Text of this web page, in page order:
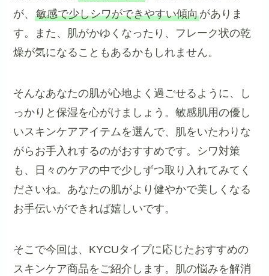
が、敏感で少しシワができやすい傾向がありま
す。また、肌がかゆくなったり、フレーク状の乾
燥が気になることもあるかもしれません。
そんなあなたの肌が心地よく過ごせるように、し
っかりと保湿を心がけましょう。敏感肌用の優し
いスキンケアアイテムを選んで、肌をいたわりな
がらお手入れするのがおすすめです。シワ対策
も、日々のケアの中で少しずつ取り入れてみてく
ださいね。あなたの肌がより健やかで美しくなる
お手伝いができれば嬉しいです。
そこで今回は、KYCUタイプに応じたおすすめの
スキンケア商品をご紹介します。肌の悩みを解消